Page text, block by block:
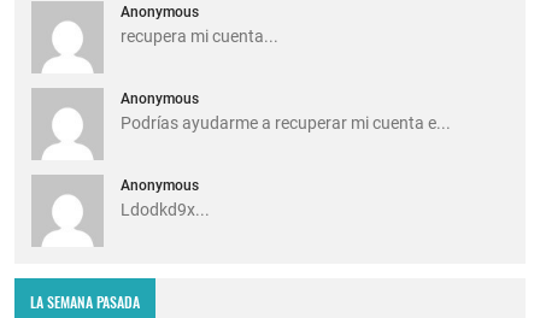
Anonymous
recupera mi cuenta...
Anonymous
Podrías ayudarme a recuperar mi cuenta e...
Anonymous
Ldodkd9x...
LA SEMANA PASADA